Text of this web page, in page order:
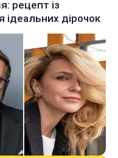
рецепт із
ідеальних дірочок